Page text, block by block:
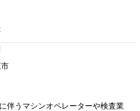
伴うマシンオペレーターや検査業